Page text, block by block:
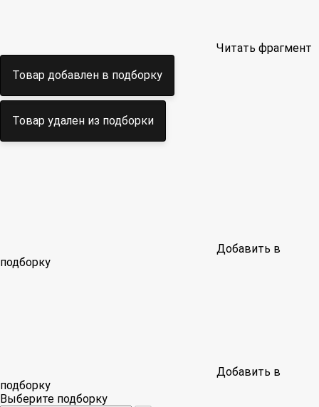
Читать фрагмент
Товар добавлен в подборку
Товар удален из подборки
Добавить в
подборку
Добавить в
подборку
Выберите подборку